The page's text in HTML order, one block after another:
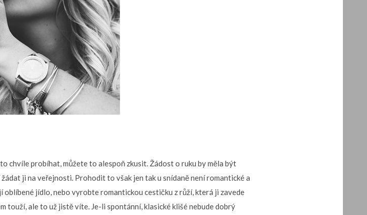
chvíle probíhat, můžete to alespoň zkusit. Žádost o ruku by měla být
ji na veřejnosti. Prohodit to však jen tak u snídaně není romantické a
jídlo, nebo vyrobte romantickou cestičku z růží, která ji zavede
touží, ale to už jistě víte. Je-li spontánní, klasické klišé nebude dobrý